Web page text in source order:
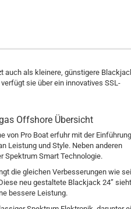
auch als kleinere, günstigere
sie über ein innovatives SSL-
Offshore Übersicht
von Pro Boat erfuhr mit der
Leistung und Style. Neben anderen
Spektrum Smart Technologie.
die gleichen Verbesserungen wie
neu gestaltete Blackjack 24” sieht
bessere Leistung.